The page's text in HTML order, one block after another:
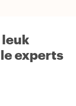
experts